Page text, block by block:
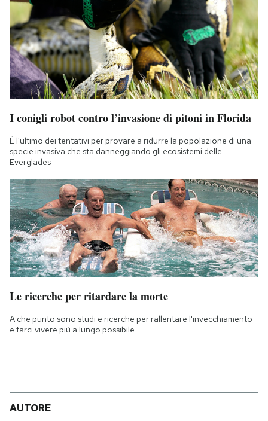
I conigli robot contro l’invasione di pitoni in Florida
È l'ultimo dei tentativi per provare a ridurre la popolazione di una
specie invasiva che sta danneggiando gli ecosistemi delle
Everglades
Le ricerche per ritardare la morte
A che punto sono studi e ricerche per rallentare l'invecchiamento
e farci vivere più a lungo possibile
AUTORE